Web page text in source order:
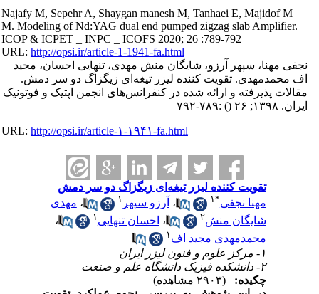
Najafy M, Sepehr A, Shaygan manesh M, Tanhaei E, Majidof M
M. Modeling of Nd:YAG dual end pumped zigzag slab Amplifier.
ICOP & ICPET _ INPC _ ICOFS 2020; 26 :789-792
URL:http://opsi.ir/article-1-1941-fa.html
نجفی مهنا، سپهر آرزو، شایگان منش مهدی، تنهایی احسان، مجید
اف محمدمهدی. تقویت کننده لیزر تیغه‌ای زیگزاگ دو سر دمش.
مقالات پذیرفته و ارائه شده در کنفرانس‌های انجمن اپتیک و فوتونیک
ایران. ۱۳۹۸; ۲۶
() :۷۸۹-۷۹۲
URL:http://opsi.ir/article-۱-۱۹۴۱-fa.html
تقویت کننده لیزر تیغه‌ای زیگزاگ دو سر دمش
مهنا نجفی
۱ ،آرزو سپهر ،مهدی
شایگان منش۲ ،احسان تنهایی
،
محمدمهدی مجید اف۱
چکیده: